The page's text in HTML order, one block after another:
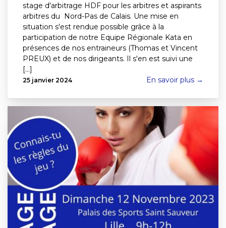
stage d'arbitrage HDF pour les arbitres et aspirants
arbitres du Nord-Pas de Calais. Une mise en
situation s'est rendue possible grâce à la
participation de notre Equipe Régionale Kata en
présences de nos entraineurs (Thomas et Vincent
PREUX) et de nos dirigeants. Il s'en est suivi une
[...]
25 janvier 2024 En savoir plus →